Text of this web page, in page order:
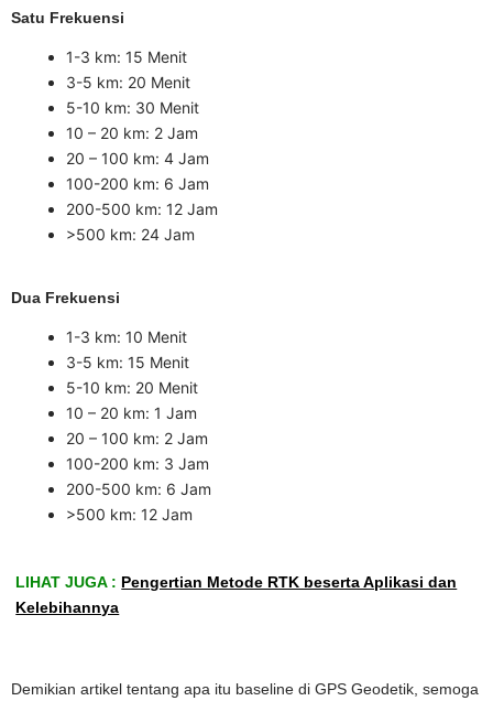
Satu Frekuensi
1-3 km: 15 Menit
3-5 km: 20 Menit
5-10 km: 30 Menit
10 – 20 km: 2 Jam
20 – 100 km: 4 Jam
100-200 km: 6 Jam
200-500 km: 12 Jam
>500 km: 24 Jam
Dua Frekuensi
1-3 km: 10 Menit
3-5 km: 15 Menit
5-10 km: 20 Menit
10 – 20 km: 1 Jam
20 – 100 km: 2 Jam
100-200 km: 3 Jam
200-500 km: 6 Jam
>500 km: 12 Jam
LIHAT JUGA : Pengertian Metode RTK beserta Aplikasi dan
Kelebihannya
Demikian artikel tentang apa itu baseline di GPS Geodetik, semoga